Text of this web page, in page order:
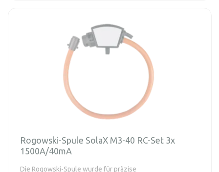
Rogowski-Spule SolaX M3-40 RC-Set 3x
1500A/40mA
Die Rogowski-Spule wurde für präzise